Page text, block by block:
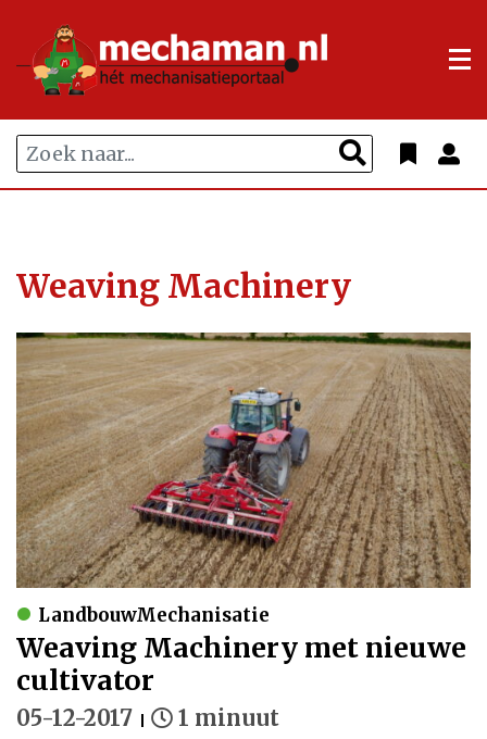
Weaving Machinery
LandbouwMechanisatie
Weaving Machinery met nieuwe
cultivator
05-12-2017 1 minuut